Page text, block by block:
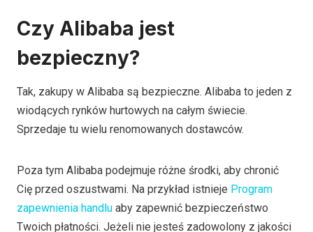
Czy Alibaba jest
bezpieczny?
Tak, zakupy w Alibaba są bezpieczne. Alibaba to jeden z
wiodących rynków hurtowych na całym świecie.
Sprzedaje tu wielu renomowanych dostawców.
Poza tym Alibaba podejmuje różne środki, aby chronić
Cię przed oszustwami. Na przykład istnieje Program
zapewnienia handlu aby zapewnić bezpieczeństwo
Twoich płatności. Jeżeli nie jesteś zadowolony z jakości